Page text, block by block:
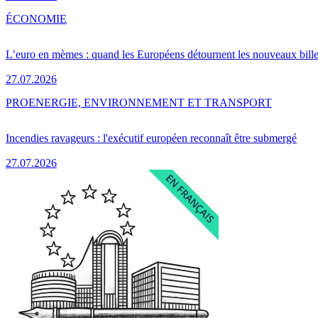
L’euro en mèmes : quand les Européens détournent les nouveaux
27.07.2026
ÉCONOMIE
Incendies ravageurs : l'exécutif européen reconnaît être submergé
27.07.2026
PROENERGIE, ENVIRONNEMENT ET TRANSPORT